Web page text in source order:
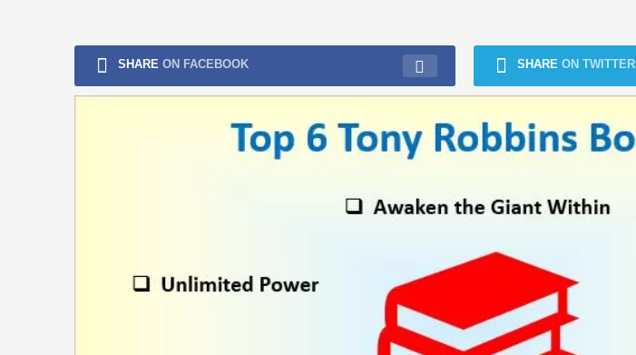
Tutorials
risicobeheer
SHARE ON FACEBOOK SHARE ON TWITTER